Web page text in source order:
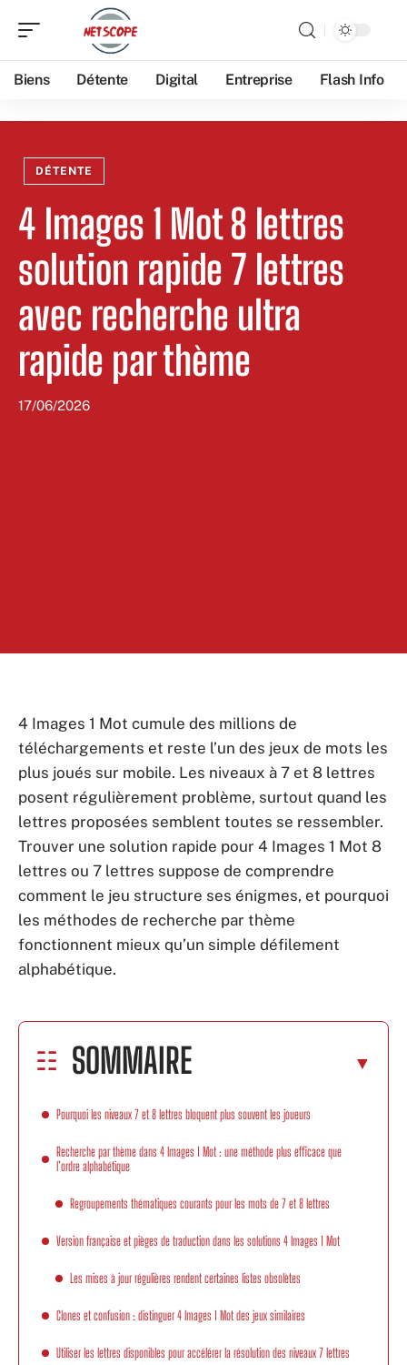
Biens Détente Digital Entreprise Flash Info
DÉTENTE
4 Images 1 Mot 8 lettres
solution rapide 7 lettres
avec recherche ultra
rapide par thème
17/06/2026
4 Images 1 Mot cumule des millions de
téléchargements et reste l’un des jeux de mots les
plus joués sur mobile. Les niveaux à 7 et 8 lettres
posent régulièrement problème, surtout quand les
lettres proposées semblent toutes se ressembler.
Trouver une solution rapide pour 4 Images 1 Mot 8
lettres ou 7 lettres suppose de comprendre
comment le jeu structure ses énigmes, et pourquoi
les méthodes de recherche par thème
fonctionnent mieux qu’un simple défilement
alphabétique.
SOMMAIRE
Pourquoi les niveaux 7 et 8 lettres bloquent plus souvent les joueurs
Recherche par thème dans 4 Images 1 Mot : une méthode plus efficace que
l’ordre alphabétique
Regroupements thématiques courants pour les mots de 7 et 8 lettres
Version française et pièges de traduction dans les solutions 4 Images 1 Mot
Les mises à jour régulières rendent certaines listes obsolètes
Clones et confusion : distinguer 4 Images 1 Mot des jeux similaires
Utiliser les lettres disponibles pour accélérer la résolution des niveaux 7 lettres